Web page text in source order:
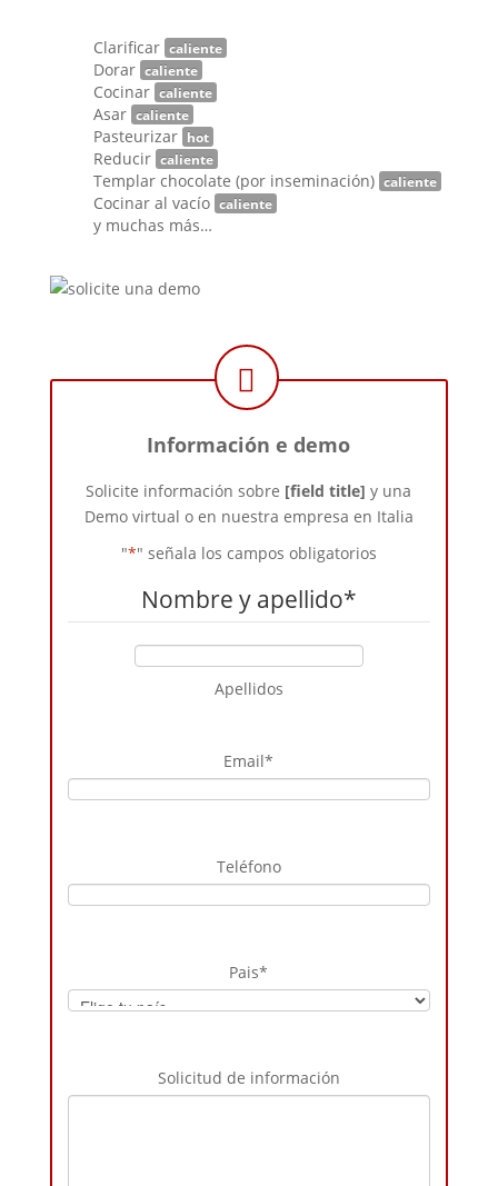
Clarificar caliente
Dorar caliente
Cocinar caliente
Asar caliente
Pasteurizar hot
Reducir caliente
Templar chocolate (por inseminación) caliente
Cocinar al vacío caliente
y muchas más…
Información e demo
Solicite información sobre [field title] y una
Demo virtual o en nuestra empresa en Italia
"*" señala los campos obligatorios
Nombre y apellido*
Apellidos
Email*
Teléfono
Pais*
Solicitud de información